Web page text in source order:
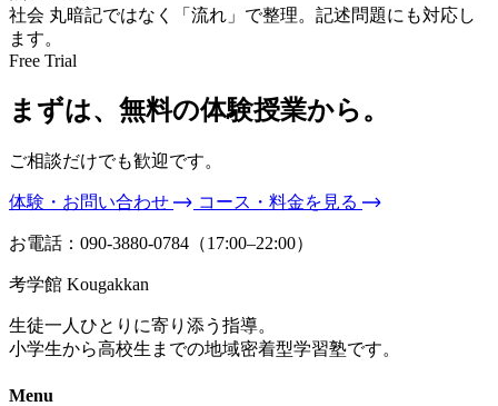
社会 丸暗記ではなく「流れ」で整理。記述問題にも対応し
ます。
Free Trial
まずは、無料の体験授業から。
ご相談だけでも歓迎です。
体験・お問い合わせ コース・料金を見る
お電話： 090-3880-0784 （17:00–22:00）
考学館 Kougakkan
生徒一人ひとりに寄り添う指導。
小学生から高校生までの地域密着型学習塾です。
Menu